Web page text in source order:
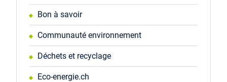
Bon à savoir
Communauté environnement
Déchets et recyclage
Eco-energie.ch